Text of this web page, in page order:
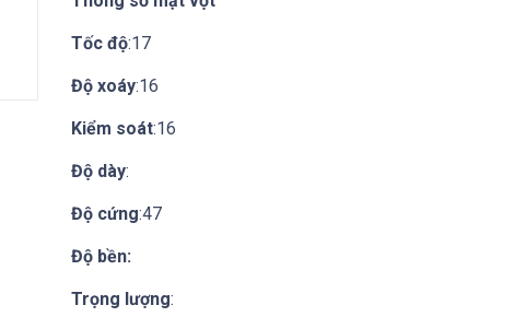
Tốc độ:17
Độ xoáy:16
Kiểm soát:16
Độ dày:
Độ cứng:47
Độ bền:
Trọng lượng: